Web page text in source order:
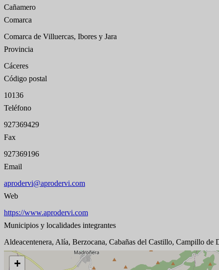
Cañamero
Comarca
Comarca de Villuercas, Ibores y Jara
Provincia
Cáceres
Código postal
10136
Teléfono
927369429
Fax
927369196
Email
aprodervi@aprodervi.com
Web
https://www.aprodervi.com
Municipios y localidades integrantes
Aldeacentenera, Alía, Berzocana, Cabañas del Castillo, Campillo
+